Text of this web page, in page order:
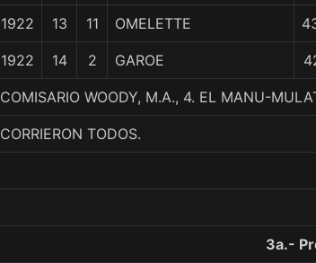
1922 13 11 OMELETTE
1922 14 2 GAROE
COMISARIO WOODY, M.A., 4. EL MANU-
CORRIERON TODOS.
3a.-